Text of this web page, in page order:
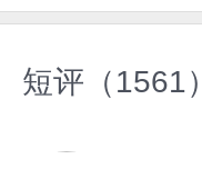
短评（1561）